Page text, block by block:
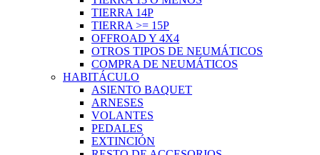
TIERRA 14P
TIERRA >= 15P
OFFROAD Y 4X4
OTROS TIPOS DE NEUMÁTICOS
COMPRA DE NEUMÁTICOS
HABITÁCULO
ASIENTO BAQUET
ARNESES
VOLANTES
PEDALES
EXTINCIÓN